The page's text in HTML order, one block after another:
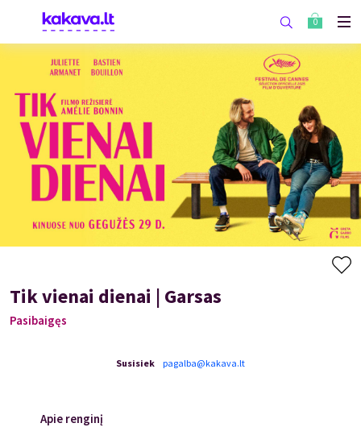
0
Tik vienai dienai | Garsas
Pasibaigęs
Susisiek pagalba@kakava.lt
Apie renginį